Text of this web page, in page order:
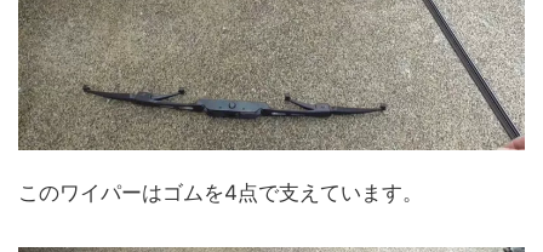
このワイパーはゴムを4点で支えています。